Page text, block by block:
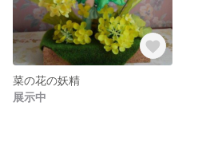
菜の花の妖精
展示中